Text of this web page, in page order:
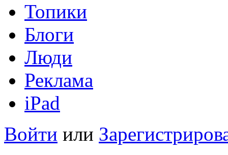
Топики
Блоги
Люди
Реклама
iPad
Войти или